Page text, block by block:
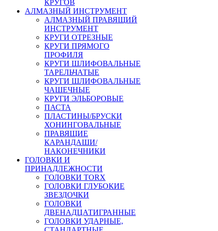
КРУГОВ
АЛМАЗНЫЙ ИНСТРУМЕНТ
АЛМАЗНЫЙ ПРАВЯЩИЙ
ИНСТРУМЕНТ
КРУГИ ОТРЕЗНЫЕ
КРУГИ ПРЯМОГО
ПРОФИЛЯ
КРУГИ ШЛИФОВАЛЬНЫЕ
ТАРЕЛЬЧАТЫЕ
КРУГИ ШЛИФОВАЛЬНЫЕ
ЧАШЕЧНЫЕ
КРУГИ ЭЛЬБОРОВЫЕ
ПАСТА
ПЛАСТИНЫ/БРУСКИ
ХОНИНГОВАЛЬНЫЕ
ПРАВЯЩИЕ
КАРАНДАШИ/
НАКОНЕЧНИКИ
ГОЛОВКИ И
ПРИНАДЛЕЖНОСТИ
ГОЛОВКИ TORX
ГОЛОВКИ ГЛУБОКИЕ
ЗВЕЗДОЧКИ
ГОЛОВКИ
ДВЕНАДЦАТИГРАННЫЕ
ГОЛОВКИ УДАРНЫЕ,